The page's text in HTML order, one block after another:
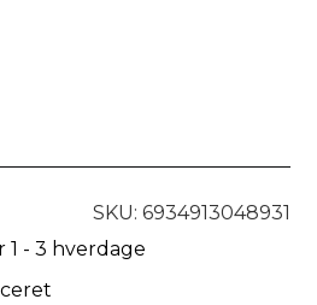
SKU: 6934913048931
1 - 3 hverdage